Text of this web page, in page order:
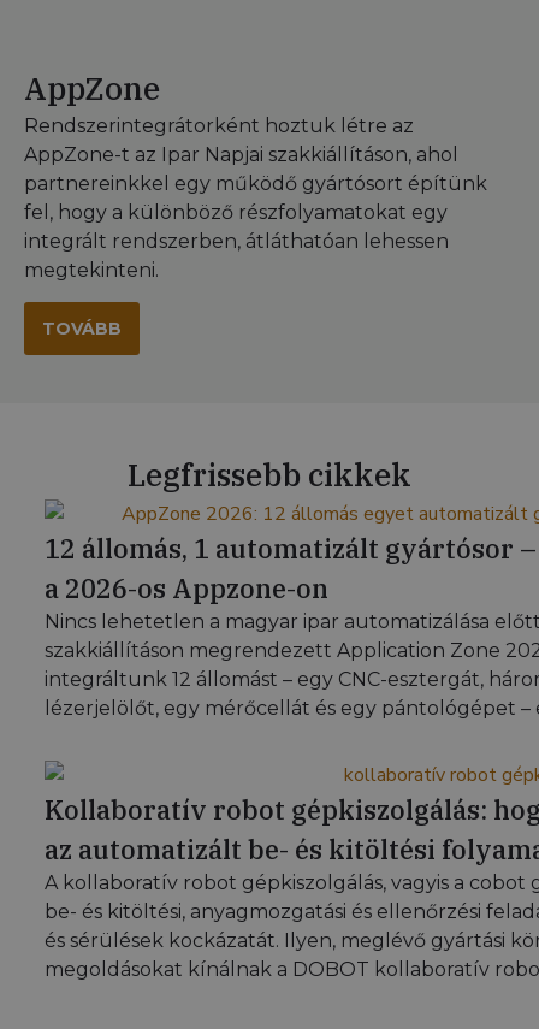
AppZone
Rendszerintegrátorként hoztuk létre az
AppZone-t az Ipar Napjai szakkiállításon, ahol
partnereinkkel egy működő gyártósort építünk
fel, hogy a különböző részfolyamatokat egy
integrált rendszerben, átláthatóan lehessen
megtekinteni.
TOVÁBB
Legfrissebb cikkek
12 állomás, 1 automatizált
a 2026-os Appzone-on
Nincs lehetetlen a magyar ipar automatizálása
szakkiállításon megrendezett Application Zone
integráltunk 12 állomást – egy CNC-esztergát,
lézerjelölőt, egy mérőcellát és egy pántológépet
Kollaboratív robot gépkiszolgálás:
az automatizált be- és kitöltési
A kollaboratív robot gépkiszolgálás, vagyis a
be- és kitöltési, anyagmozgatási és ellenőrzési
és sérülések kockázatát. Ilyen, meglévő gyártási
megoldásokat kínálnak a DOBOT kollaboratív